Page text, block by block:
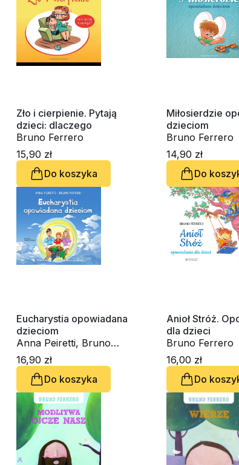
Zło i cierpienie. Pytają
dzieci: dlaczego
Bruno Ferrero
15,90 zł
Do koszyka
Miłosierdzie
dzieciom
Bruno Ferrero
14,90 zł
Do
Eucharystia opowiadana
dzieciom
Anna Peiretti, Bruno
Ferrero
16,90 zł
Do koszyka
Anioł Stróż.
dla dzieci
Bruno Ferrero
16,00 zł
Do